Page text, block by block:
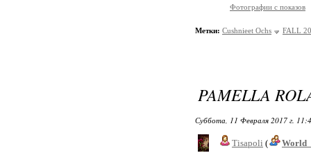
Фотографии с показов
Метки: Cushnieet Ochs FALL
PAMELLA
Суббота, 11 Февраля 2017 г.
Tisapoli (